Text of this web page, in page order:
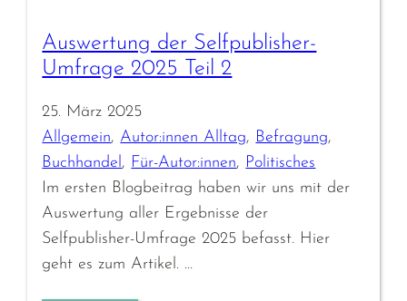
Auswertung der Selfpublisher-
Umfrage 2025 Teil 2
25. März 2025
Allgemein, Autor:innen Alltag, Befragung
Buchhandel , Für-Autor:innen, Politisches
Im ersten Blogbeitrag haben wir uns mit der
Auswertung aller Ergebnisse der
Selfpublisher-Umfrage 2025 befasst. Hier
geht es zum Artikel. …